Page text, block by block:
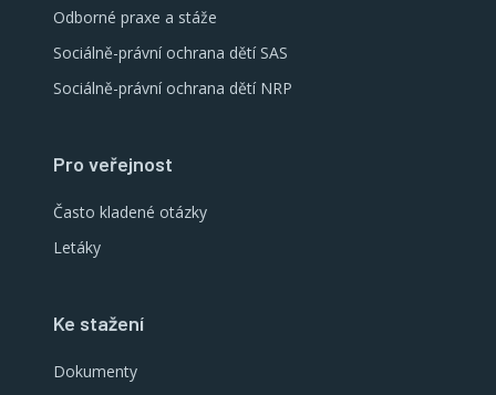
Odborné praxe a stáže
Sociálně-právní ochrana dětí SAS
Sociálně-právní ochrana dětí NRP
Pro veřejnost
Často kladené otázky
Letáky
Ke stažení
Dokumenty